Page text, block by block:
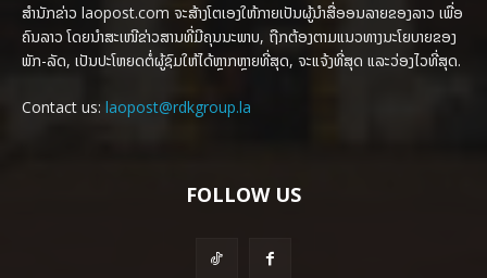
ສຳນັກຂ່າວ laopost.com ຈະສ້າງໂຕເອງໃຫ້ກາຍເປັນຜູ້ນຳສື່ອອນລາຍຂອງລາວ ເພື່ອ
ຄົນລາວ ໂດຍນຳສະເໜີຂ່າວສານທີ່ມີຄຸນນະພາບ, ຖືກຕ້ອງຕາມແນວທາງນະໂຍບາຍຂອງ
ພັກ-ລັດ, ເປັນປະໂຫຍດຕໍ່ຜູ້ຊົມໃຫ້ໄດ້ຫຼາກຫຼາຍທີ່ສຸດ, ຈະແຈ້ງທີ່ສຸດ ແລະວ່ອງໄວທີ່ສຸດ.
Contact us: laopost@rdkgroup.la
FOLLOW US